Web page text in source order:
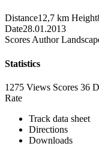
Distance12,7 km Height
Date28.01.2013
Scores Author
Statistics
1275 Views Scores 36
Rate
Track data sheet
Directions
Downloads